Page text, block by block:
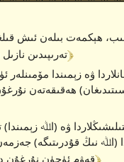
تەرىپىدىن﴾ 2 ﴿
ۋە زېمىندا
ھەقىقەتەن
ۋە (اﷲ زېمىندا)
(اﷲ نىڭ قۇدرىتىگە)
قەۋم ئۈچۈن نۇرغۇن